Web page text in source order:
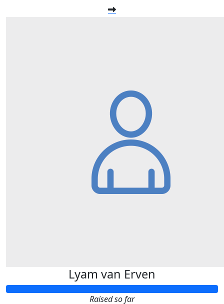
Lyam van Erven
Raised so far